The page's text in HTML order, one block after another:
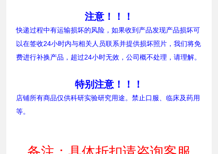
注意！！！
快递过程中有运输损坏的风险，如果收到产品发现产品损坏可
以在签收24小时内与相关人员联系并提供损坏照片，我们将免
费进行补换产品，超过24小时无效，公司概不处理，请理解。
特别注意！！！
店铺所有商品仅供科研实验研究用途。禁止口服、临床及药用
等。